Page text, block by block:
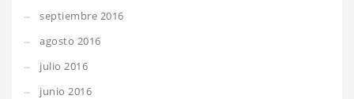
septiembre 2016
agosto 2016
julio 2016
junio 2016